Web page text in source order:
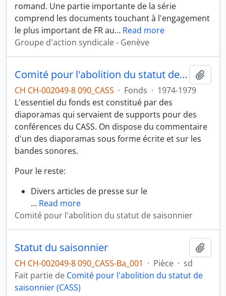
romand. Une partie importante de la série
comprend les documents touchant à l'engagement
le plus important de FR au… Read more
Groupe d'action syndicale - Genève
Comité pour l'abolition du statut de saisonnier (CASS)
CH CH-002049-8 090_CASS · Fonds · 1974-1979
L'essentiel du fonds est constitué par des
diaporamas qui servaient de supports pour des
conférences du CASS. On dispose du commentaire
d'un des diaporamas sous forme écrite et sur les
bandes sonores.
Pour le reste:
Divers articles de presse sur le
… Read more
Comité pour l'abolition du statut de saisonnier
Statut du saisonnier
CH CH-002049-8 090_CASS-Ba_001 · Pièce · sd
Fait partie de Comité pour l'abolition du statut de
saisonnier (CASS)